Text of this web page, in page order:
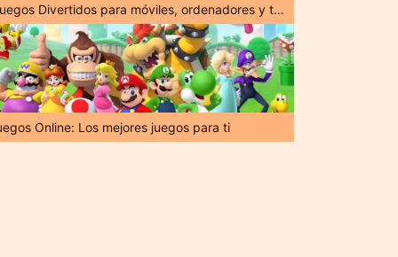
¡Juegos Divertidos para móviles, ordenadores y tabletas!
Online: Los mejores juegos para ti